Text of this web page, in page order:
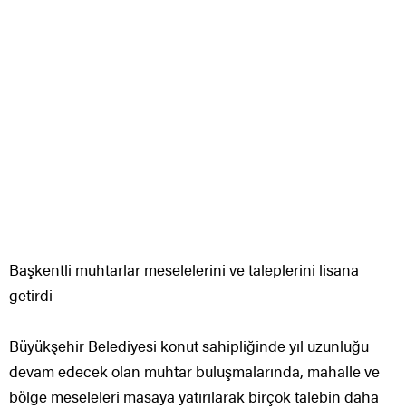
Başkentli muhtarlar meselelerini ve taleplerini lisana
getirdi
Büyükşehir Belediyesi konut sahipliğinde yıl uzunluğu
devam edecek olan muhtar buluşmalarında, mahalle ve
bölge meseleleri masaya yatırılarak birçok talebin daha